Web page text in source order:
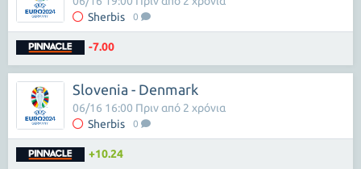
Sherbis 0
-7.00
Slovenia - Denmark
Sherbis 0
06/16 16:00 Πριν από 2 χρόνια
+10.24